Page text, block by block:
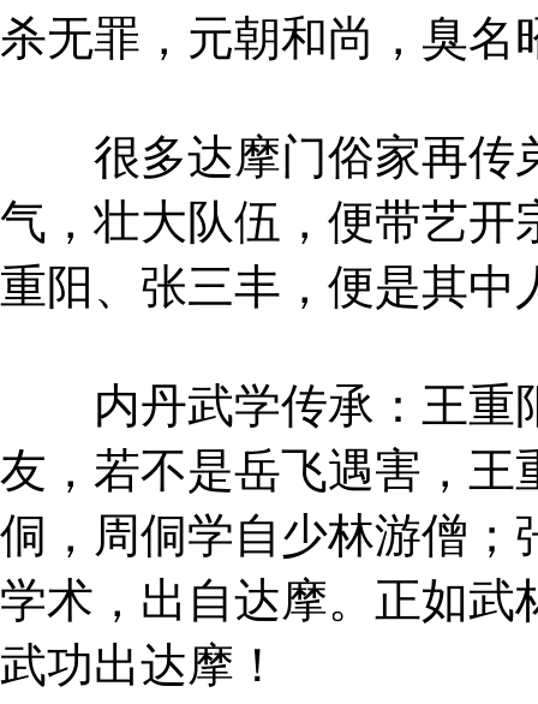
杀无罪，元朝和尚，臭名
很多达摩门俗家再传
气，壮大队伍，便带艺开
重阳、张三丰，便是其中
内丹武学传承：王重
友，若不是岳飞遇害，王
侗，周侗学自少林游僧；
学术，出自达摩。正如武
武功出达摩！